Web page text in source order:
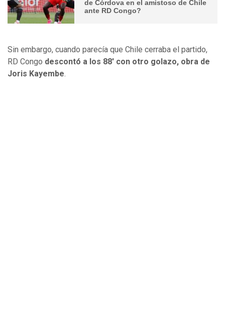
de Córdova en el amistoso de Chile
ante RD Congo?
Sin embargo, cuando parecía que Chile cerraba el partido,
RD Congo descontó a los 88' con otro golazo, obra de
Joris Kayembe